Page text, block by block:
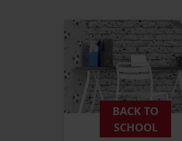
BACK TO
SCHOOL